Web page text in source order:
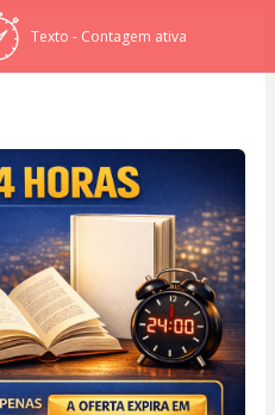
Texto - Contagem ativa